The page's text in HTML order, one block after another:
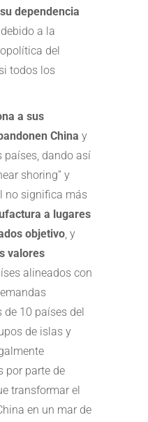
dependencia
debido a la
del
todos los
a sus
China y
países, dando así
shoring” y
no significa más
a lugares
objetivo, y
valores
alineados con
de 10 países del
de islas y
por parte de
transformar el
en un mar de